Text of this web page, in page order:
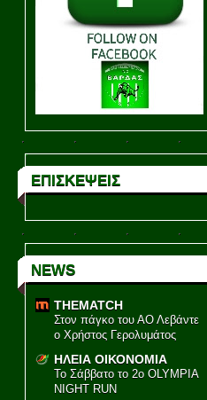
ΕΠΙΣΚΕΨΕΙΣ
NEWS
THEMATCH
Στον πάγκο του ΑΟ Λεβάντε
ο Χρήστος Γερολυμάτος
ΗΛΕΙΑ ΟΙΚΟΝΟΜΙΑ
Το Σάββατο το 2ο OLYMPIA
NIGHT RUN